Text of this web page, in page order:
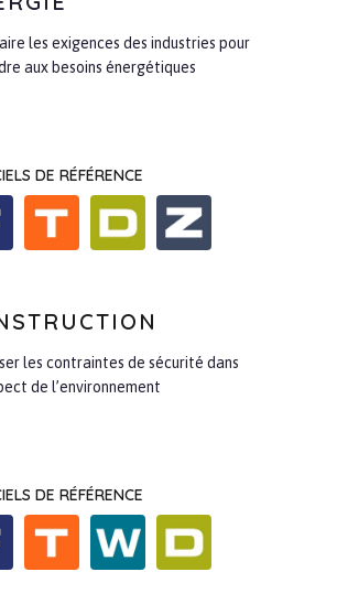
les exigences des industries pour
aux besoins énergétiques
DE RÉFÉRENCE
les contraintes de sécurité dans
de l’environnement
DE RÉFÉRENCE